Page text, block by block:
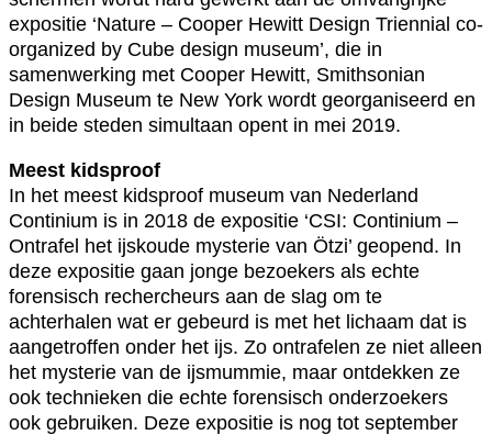
expositie ‘Nature – Cooper Hewitt Design Triennial co-
organized by Cube design museum’, die in
samenwerking met Cooper Hewitt, Smithsonian
Design Museum te New York wordt georganiseerd en
in beide steden simultaan opent in mei 2019.
Meest kidsproof
In het meest kidsproof museum van Nederland
Continium is in 2018 de expositie ‘CSI: Continium –
Ontrafel het ijskoude mysterie van Ötzi’ geopend. In
deze expositie gaan jonge bezoekers als echte
forensisch rechercheurs aan de slag om te
achterhalen wat er gebeurd is met het lichaam dat is
aangetroffen onder het ijs. Zo ontrafelen ze niet alleen
het mysterie van de ijsmummie, maar ontdekken ze
ook technieken die echte forensisch onderzoekers
ook gebruiken. Deze expositie is nog tot september